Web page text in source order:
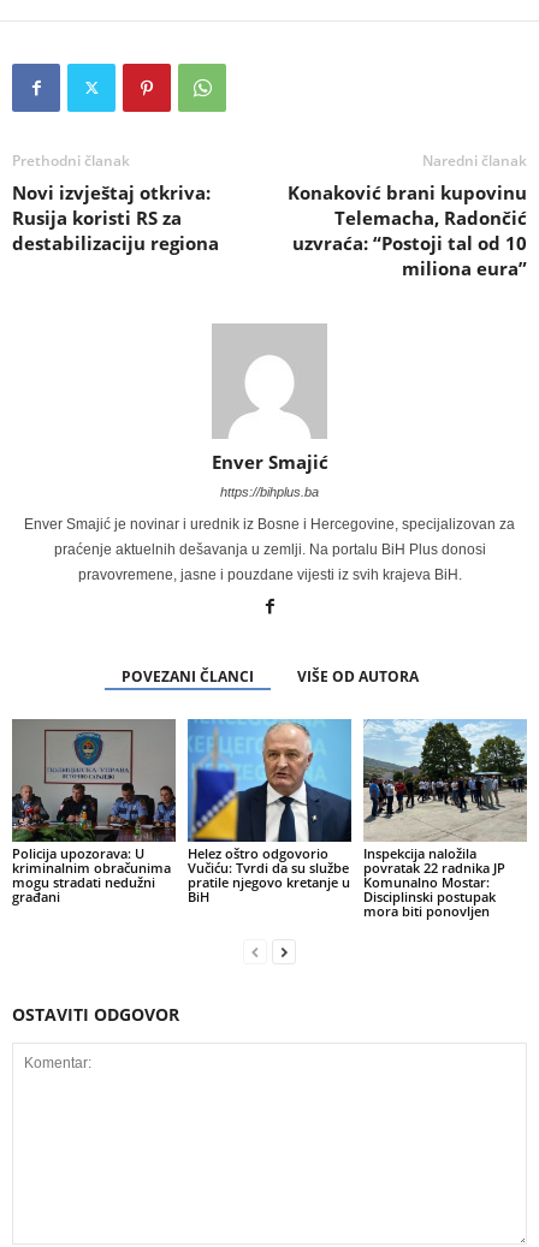
Prethodni članak
Novi izvještaj otkriva:
Rusija koristi RS za
destabilizaciju regiona
Naredni članak
Konaković brani kupovinu
Telemacha, Radončić
uzvraća: “Postoji tal od 10
miliona eura”
Enver Smajić
https://bihplus.ba
Enver Smajić je novinar i urednik iz Bosne i Hercegovine, specijalizovan za
praćenje aktuelnih dešavanja u zemlji. Na portalu BiH Plus donosi
pravovremene, jasne i pouzdane vijesti iz svih krajeva BiH.
POVEZANI ČLANCI VIŠE OD AUTORA
Policija upozorava: U
kriminalnim obračunima
mogu stradati nedužni
građani
Helez oštro odgovorio
Vučiću: Tvrdi da su službe
pratile njegovo kretanje u
BiH
Inspekcija naložila
povratak 22 radnika JP
Komunalno Mostar:
Disciplinski postupak
mora biti ponovljen
OSTAVITI ODGOVOR